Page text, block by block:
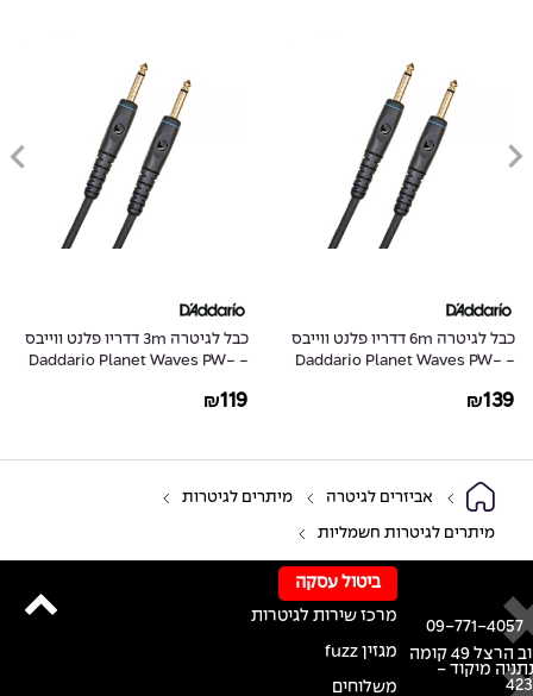
כבל לגיטרה 6m דדריו פלנט ווייבס
- Daddario Planet Waves PW-
₪139
כבל לגיטרה 3m דדריו פלנט ווייבס
- Daddario Planet Waves PW-
₪119
אביזרים לגיטרה מיתרים לגיטרות
מיתרים לגיטרות חשמליות
רחוב הרצל 49 קומה
מיקוד -
09-771-4057
ביטול עסקה
מרכז שירות לגיטרות
מגזין fuzz
משלוחים